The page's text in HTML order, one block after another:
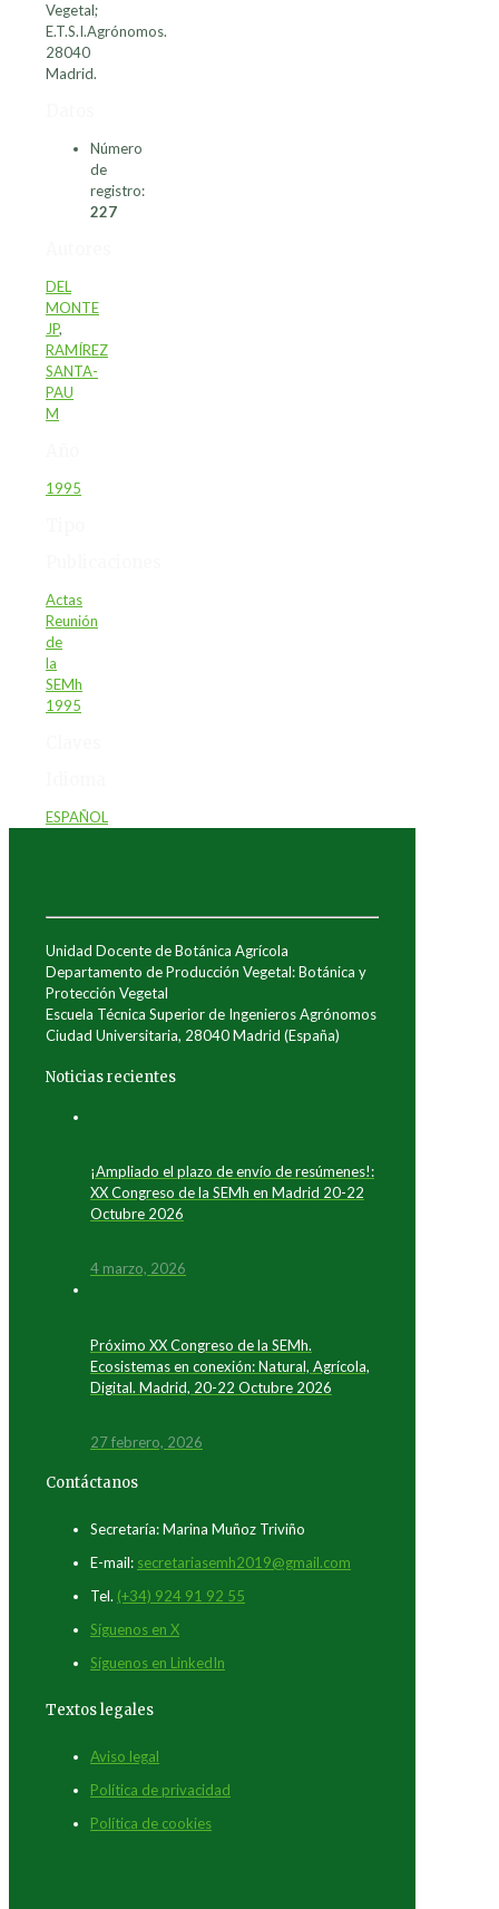
Vegetal;
E.T.S.I.Agrónomos.
28040
Madrid.
Número
de
registro:
227
DEL
MONTE
JP,
RAMÍREZ
SANTA-
PAU
M
1995
Actas
Reunión
de
la
SEMh
1995
ESPAÑOL
Unidad Docente de Botánica Agrícola
Departamento de Producción Vegetal: Botánica y
Protección Vegetal
Escuela Técnica Superior de Ingenieros Agrónomos
Ciudad Universitaria, 28040 Madrid (España)
Noticias recientes
¡Ampliado el plazo de envío de resúmenes!:
XX Congreso de la SEMh en Madrid 20-22
Octubre 2026
4 marzo, 2026
Próximo XX Congreso de la SEMh.
Ecosistemas en conexión: Natural, Agrícola,
Digital. Madrid, 20-22 Octubre 2026
27 febrero, 2026
Contáctanos
Secretaría: Marina Muñoz Triviño
E-mail: secretariasemh2019@gmail.com
Tel. (+34) 924 91 92 55
Síguenos en X
Síguenos en LinkedIn
Textos legales
Aviso legal
Política de privacidad
Política de cookies